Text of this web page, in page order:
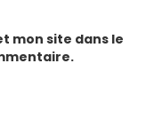
mon site dans le